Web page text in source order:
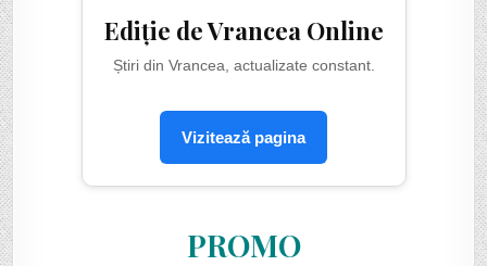
Ediție de Vrancea Online
Știri din Vrancea, actualizate constant.
Vizitează pagina
PROMO